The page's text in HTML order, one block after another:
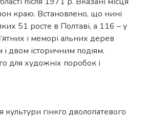
краю. Встановлено, що нині
51 росте в Полтаві, а 116 – у
і меморі альних дерев
двом історичним подіям.
для художніх поробок і
гінкго дволопатевого